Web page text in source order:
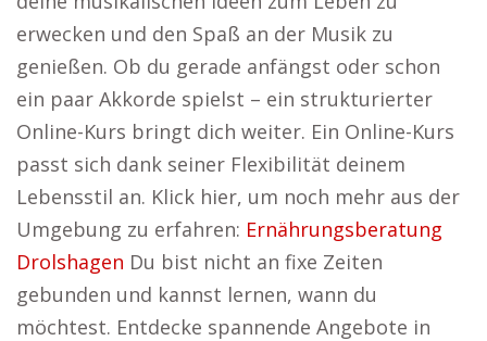
erwecken und den Spaß an der Musik zu
genießen. Ob du gerade anfängst oder schon
ein paar Akkorde spielst – ein strukturierter
Online-Kurs bringt dich weiter. Ein Online-Kurs
passt sich dank seiner Flexibilität deinem
Lebensstil an. Klick hier, um noch mehr aus der
Umgebung zu erfahren: Ernährungsberatung
Drolshagen Du bist nicht an fixe Zeiten
gebunden und kannst lernen, wann du
möchtest. Entdecke spannende Angebote in